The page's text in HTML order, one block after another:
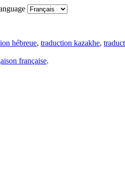
hébreue, traduction kazakhe,
française.